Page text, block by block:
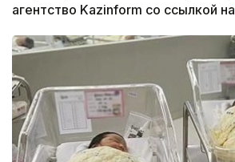
агентство Kazinform со ссылкой на